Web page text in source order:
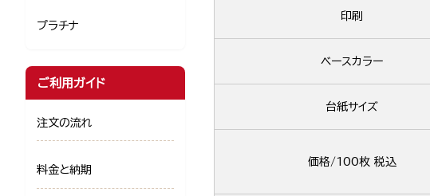
印刷
ベースカラー
台紙サイズ
価格/100枚 税込
プラチナ
ご利用ガイド
注文の流れ
料金と納期